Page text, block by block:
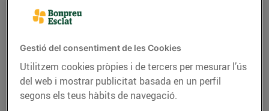
del procés de selecció
de personal pel nou
Esclat
31/de maig/2021
Gestió del consentiment de les Cookies
Utilitzem cookies pròpies i de tercers per mesurar l’ús
del web i mostrar publicitat basada en un perfil
segons els teus hàbits de navegació.